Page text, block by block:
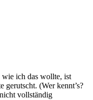
ich das wollte, ist
gerutscht. (Wer kennt’s?
vollständig